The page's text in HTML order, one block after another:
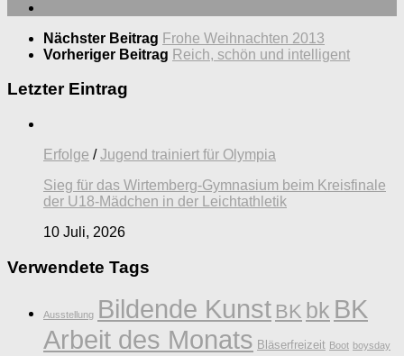
Nächster Beitrag Frohe Weihnachten 2013
Vorheriger Beitrag Reich, schön und intelligent
Letzter Eintrag
Erfolge /Jugend trainiert für Olympia
Sieg für das Wirtemberg-Gymnasium beim Kreisfinale
der U18-Mädchen in der Leichtathletik
10 Juli, 2026
Verwendete Tags
Ausstellung Bildende Kunst BK bk BK
Arbeit des Monats Bläserfreizeit Boot boysday